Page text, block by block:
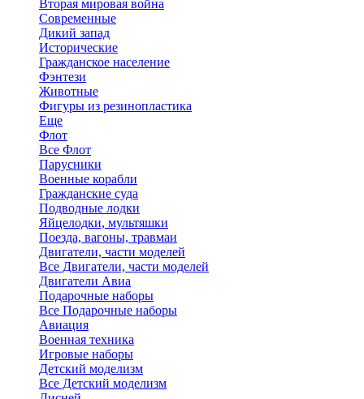
Вторая мировая война
Современные
Дикий запад
Исторические
Гражданское население
Фэнтези
Животные
Фигуры из резинопластика
Еще
Флот
Все Флот
Парусники
Военные корабли
Гражданские суда
Подводные лодки
Яйцелодки, мультяшки
Поезда, вагоны, травмаи
Двигатели, части моделей
Все Двигатели, части моделей
Двигатели Авиа
Подарочные наборы
Все Подарочные наборы
Авиация
Военная техника
Игровые наборы
Детский моделизм
Все Детский моделизм